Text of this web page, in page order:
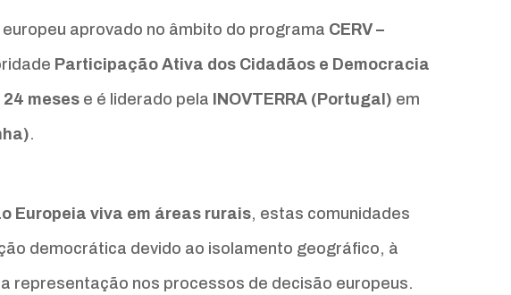
aprovado no âmbito do programa CERV –
Participação Ativa dos Cidadãos e Democracia
24 meses e é liderado pela INOVTERRA (Portugal) em
.
Europeia viva em áreas rurais, estas comunidades
democrática devido ao isolamento geográfico, à
representação nos processos de decisão europeus.